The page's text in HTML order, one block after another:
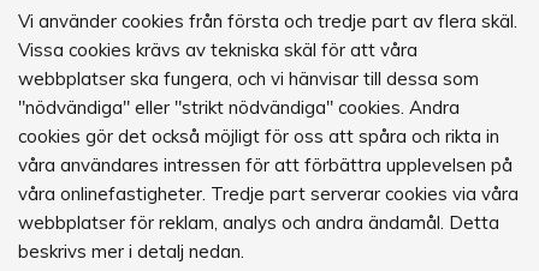
Vi använder cookies från första och tredje part av flera skäl.
Vissa cookies krävs av tekniska skäl för att våra
webbplatser ska fungera, och vi hänvisar till dessa som
"nödvändiga" eller "strikt nödvändiga" cookies. Andra
cookies gör det också möjligt för oss att spåra och rikta in
våra användares intressen för att förbättra upplevelsen på
våra onlinefastigheter. Tredje part serverar cookies via våra
webbplatser för reklam, analys och andra ändamål. Detta
beskrivs mer i detalj nedan.